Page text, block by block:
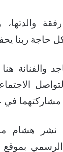
حاجة ربنا
والفنانة
مشاركتهما
نشر هشام
بموقع